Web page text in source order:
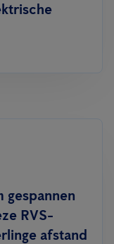
gespannen
RVS-
afstand